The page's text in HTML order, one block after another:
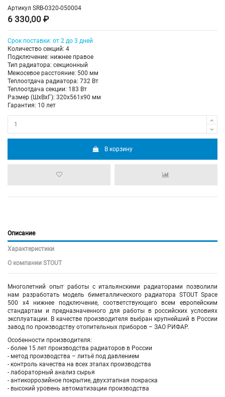
Артикул SRB-0320-050004
6 330,00 ₽
Срок поставки: от 2 до 3 дней
Количество секций: 4
Подключение: нижнее правое
Тип радиатора: секционный
Межосевое расстояние: 500 мм
Теплоотдача радиатора: 732 Вт
Теплоотдача секции: 183 Вт
Размер (ШхВхГ): 320х561х90 мм
Гарантия: 10 лет
В корзину
Описание
Характеристики
О компании STOUT
Многолетний опыт работы с итальянскими радиаторами позволили
нам разработать модель биметаллического радиатора STOUT Space
500 х4 нижнее подключение, соответствующего всем европейским
стандартам и предназначенного для работы в российских условиях
эксплуатации. В качестве производителя выбран крупнейший в России
завод по производству отопительных приборов – ЗАО РИФАР.
Особенности производителя:
- более 15 лет производства радиаторов в России
- метод производства – литьё под давлением
- контроль качества на всех этапах производства
- лабораторный анализ сырья
- антикоррозийное покрытие, двухэтапная покраска
- высокий уровень автоматизации производства